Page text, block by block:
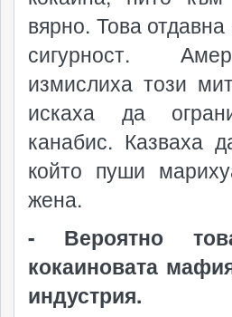
вярно. Това
сигурност.
измислиха този
искаха да
канабис. Казваха
който пуши
жена.
- Вероятно
кокаиновата
индустрия.